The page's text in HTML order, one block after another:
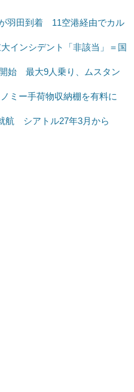
羽田到着 11空港経由でカル
インシデント「非該当」＝国
始 最大9人乗り、ムスタン
ミー手荷物収納棚を有料に
航 シアトル27年3月から